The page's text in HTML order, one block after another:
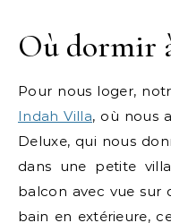
Où dormir
Pour nous loger,
Indah Villa, où nous
Deluxe, qui nous
dans une petite
balcon avec vue sur
bain en extérieure,